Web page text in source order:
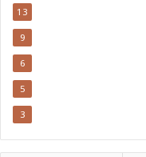
13
9
6
5
3